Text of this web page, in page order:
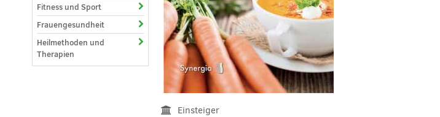
Einsteiger
Fitness und Sport
Frauengesundheit
Heilmethoden und
Therapien